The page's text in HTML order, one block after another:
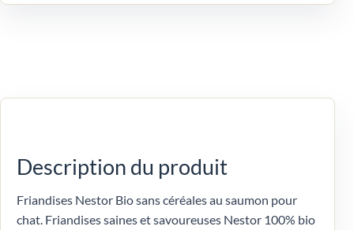
Description du produit
Friandises Nestor Bio sans céréales au saumon pour
chat. Friandises saines et savoureuses Nestor 100% bio